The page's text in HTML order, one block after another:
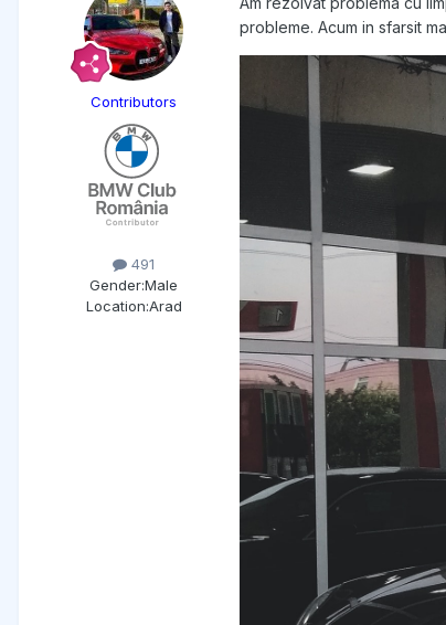
Contributors
491
Gender:Male
Location:Arad
probleme. Acum in sfarsit